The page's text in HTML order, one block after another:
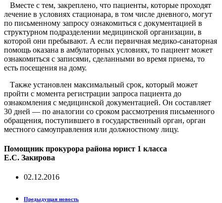
Вместе с тем, закреплено, что пациенты, которые проходят
лечение в условиях стационара, в том числе дневного, могут
по письменному запросу ознакомиться с документацией в
структурном подразделении медицинской организации, в
которой они пребывают. А если первичная медико-санаторная
помощь оказана в амбулаторных условиях, то пациент может
ознакомиться с записями, сделанными во время приема, то
есть посещения на дому.
Также установлен максимальный срок, который может
пройти с момента регистрации запроса пациента до
ознакомления с медицинской документацией. Он составляет
30 дней — по аналогии со сроком рассмотрения письменного
обращения, поступившего в государственный орган, орган
местного самоуправления или должностному лицу.
Помощник прокурора района юрист 1 класса
Е.С. Закирова
02.12.2016
Предыдущая новость